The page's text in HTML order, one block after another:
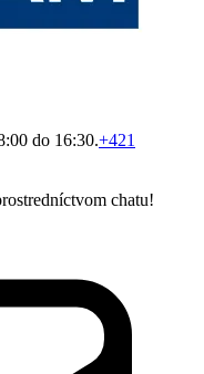
do 16:30.+421
chatu!